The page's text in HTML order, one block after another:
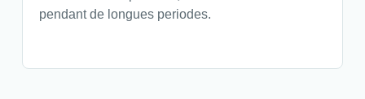
pendant de longues periodes.